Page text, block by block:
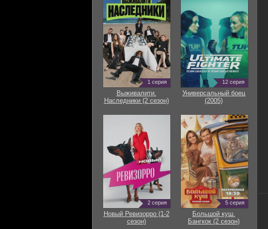
1 серия
Выживалити.
Наследники (2 сезон)
12 серия
Универсальный боец
(2005)
2 серия
Новый Ревизорро (1-2
сезон)
5 серия
Большой куш.
Бангкок (2 сезон)